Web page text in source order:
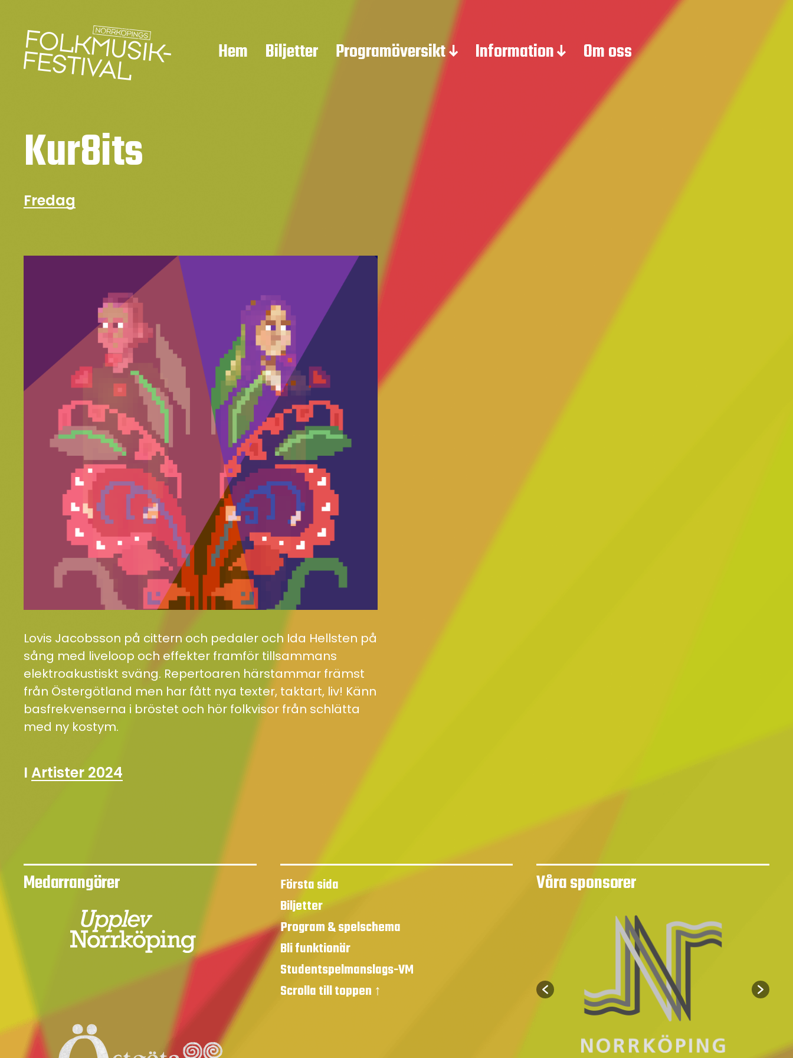
Hem Biljetter Programöversikt Information Om oss
Kur8its
Fredag
Lovis Jacobsson på cittern och pedaler och Ida Hellsten på
sång med liveloop och effekter framför tillsammans
elektroakustiskt sväng. Repertoaren härstammar främst
från Östergötland men har fått nya texter, taktart, liv! Känn
basfrekvenserna i bröstet och hör folkvisor från schlätta
med ny kostym.
I Artister 2024
Medarrangörer
Första sida
Biljetter
Program & spelschema
Bli funktionär
Studentspelmanslags-VM
Scrolla till toppen ↑
Våra sponsorer